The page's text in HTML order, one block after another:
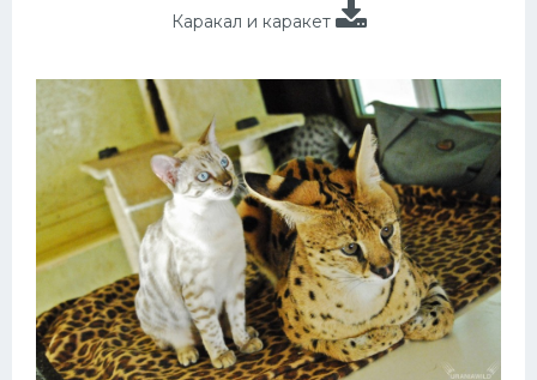
Каракал и каракет